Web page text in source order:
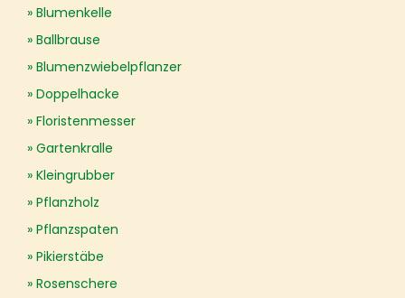
Blumenkelle
Ballbrause
Blumenzwiebelpflanzer
Doppelhacke
Floristenmesser
Gartenkralle
Kleingrubber
Pflanzholz
Pflanzspaten
Pikierstäbe
Rosenschere